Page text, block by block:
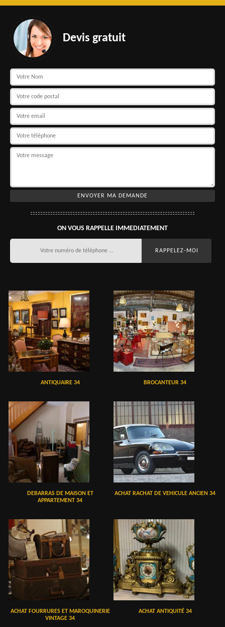
Devis gratuit
ON VOUS RAPPELLE IMMEDIATEMENT
ANTIQUAIRE 34 BROCANTEUR 34
DEBARRAS DE MAISON ET
APPARTEMENT 34
ACHAT RACHAT DE VEHICULE ANCIEN 34
ACHAT FOURRURES ET MAROQUINERIE
VINTAGE 34
ACHAT ANTIQUITÉ 34